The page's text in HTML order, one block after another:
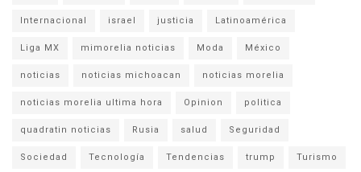
Internacional israel justicia Latinoamérica
Liga MX mimorelia noticias Moda México
noticias noticias michoacan noticias morelia
noticias morelia ultima hora Opinion politica
quadratin noticias Rusia salud Seguridad
Sociedad Tecnología Tendencias trump Turismo